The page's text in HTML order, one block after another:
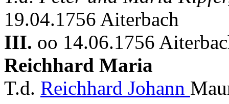
19.04.1756 Aiterbach
III. oo 14.06.1756
Reichhard Maria
T.d. Reichhard Johann